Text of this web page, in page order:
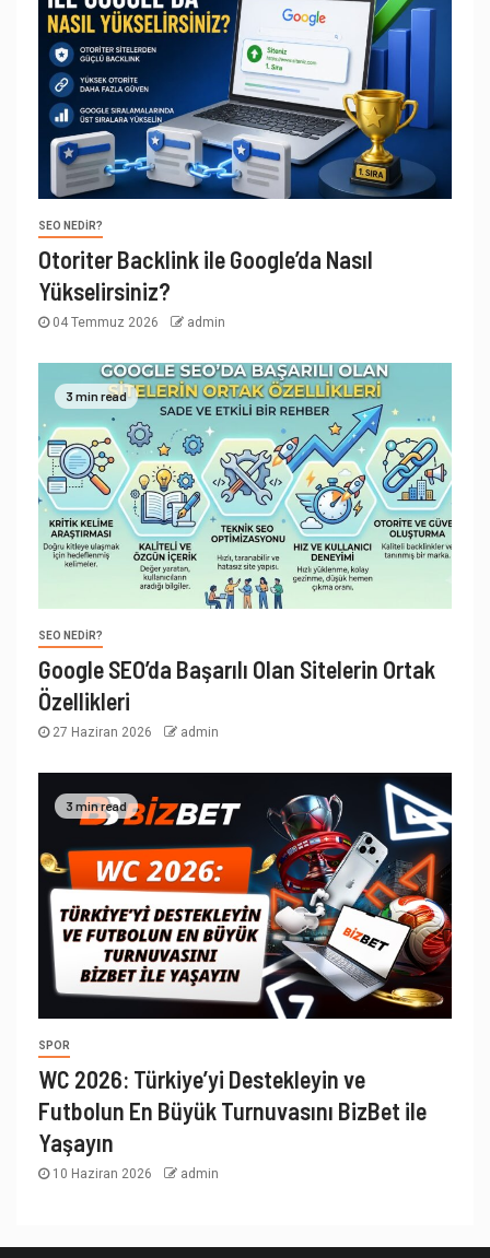
SEO NEDIR?
Otoriter Backlink ile Google’da Nasıl
Yükselirsiniz?
04 Temmuz 2026 admin
3 min read
SEO NEDIR?
Google SEO’da Başarılı Olan Sitelerin Ortak
Özellikleri
27 Haziran 2026 admin
3 min read
SPOR
WC 2026: Türkiye’yi Destekleyin ve
Futbolun En Büyük Turnuvasını BizBet ile
Yaşayın
10 Haziran 2026 admin